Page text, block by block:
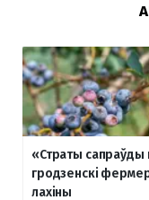
«Страты сапраўды
гродзенскі
лахіны